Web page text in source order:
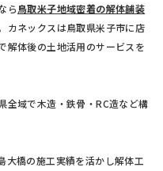
ら鳥取米子地域密着の解体舗装
カネックスは鳥取県米子市に店
解体後の土地活用のサービスを
全域で木造・鉄骨・RC造など構
大橋の施工実績を活かし解体工